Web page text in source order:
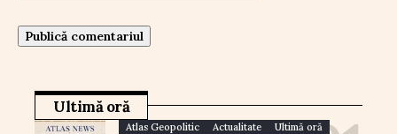
Ultimă oră
Atlas Geopolitic Actualitate Ultimă oră